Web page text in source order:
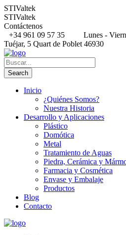
STIValtek
STIValtek
Contáctenos
+34 961 09 57 35
Lunes -
Tuéjar, 5 Quart de Poblet 46930
Inicio
¿Quiénes Somos?
Nuestra Historia
Desarrollo y Aplicaciones
Plástico
Domótica
Metal
Tratamiento de Aguas
Piedra, Cerámica y
Farmacia y Cosmética
Envase y Embalaje
Productos
Blog
Contacto